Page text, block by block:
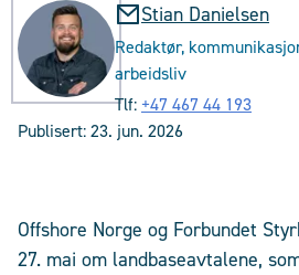
Stian Danielsen
Redaktør,
arbeidsliv
Tlf: +47 467 44 193
Publisert:23. jun. 2026
Offshore Norge og Forbundet
27. mai om landbaseavtalene,